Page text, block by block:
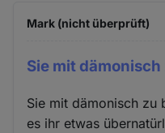
Mark (nicht überprüft)
Sie mit
Sie mit dämonisch zu
es ihr etwas